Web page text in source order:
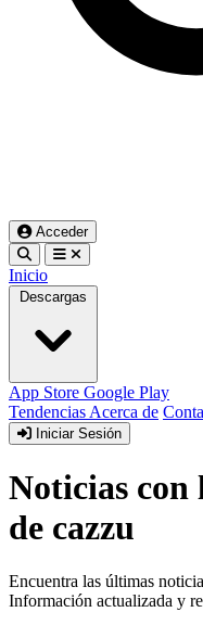
Acceder
Inicio
Descargas
App Store Google Play
Tendencias Acerca de
Iniciar Sesión
Noticias
de cazzu
Encuentra las últimas
Información actualizada y